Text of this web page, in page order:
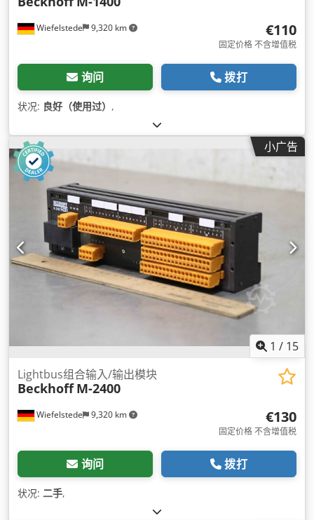
Wiefelstede 9,320 km €110
固定价格 不含增值税
询问 拨打
状况: 良好（使用过） ,
小广告
1 / 15
Wiefelstede 9,320 km
Lightbus组合输入/输出模块
Beckhoff M-2400
€130
固定价格 不含增值税
询问 拨打
状况: 二手,